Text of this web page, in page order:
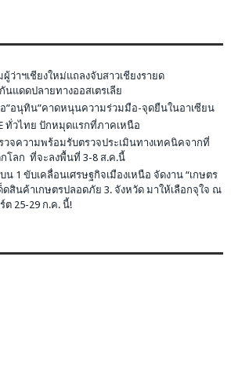
ว่าฯเชียงใหม่แถลงจับสาวเชียงรายด
นแดดปลายทางออสเตรเลีย
”อนุทิน”คาดหนุนความร่วมมือ-จุดยืนในอาเซียน
ทั่วไทย ปักหมุดแรกที่ภาคเหนือ
วจความพร้อมรับตรวจประเมินทางเทคนิคจากที่
โลก ที่จะลงพื้นที่ 3-8 ส.ค.นี้
1 ขับเคลื่อนเศรษฐกิจเมืองเหนือ จัดงาน “เกษตร
ด็ดสินค้าเกษตรปลอดภัย 3. จังหวัด มาให้เลือกจุใจ ณ
ต 25-29 ก.ค. นี้!